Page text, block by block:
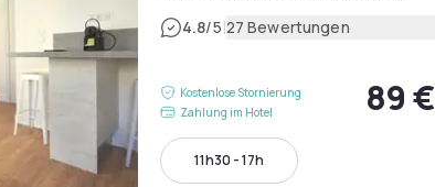
4.8/5|27 Bewertungen
Kostenlose Stornierung
Zahlung im Hotel
89 €
11h30 - 17h